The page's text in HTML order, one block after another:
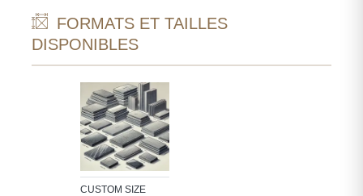
FORMATS ET TAILLES
DISPONIBLES
CUSTOM SIZE